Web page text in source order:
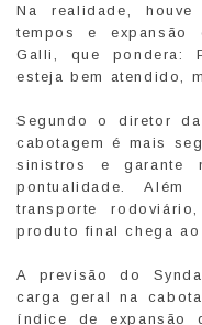
Na realidade,
tempos e expansão
Galli, que pondera:
esteja bem atendido,
Segundo o diretor
cabotagem é mais
sinistros e garante
pontualidade.
transporte
produto final chega ao
A previsão do
carga geral na
índice de expansão